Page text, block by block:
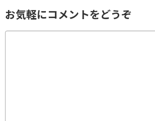
お気軽にコメントをどうぞ